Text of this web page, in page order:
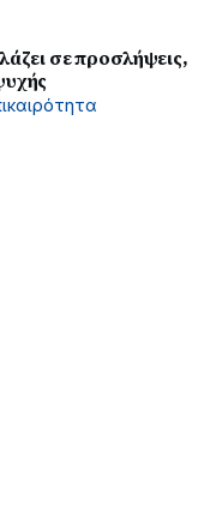
σε προσλήψεις,